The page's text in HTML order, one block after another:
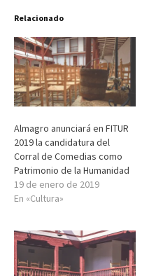
Relacionado
Almagro anunciará en FITUR
2019 la candidatura del
Corral de Comedias como
Patrimonio de la Humanidad
19 de enero de 2019
En «Cultura»